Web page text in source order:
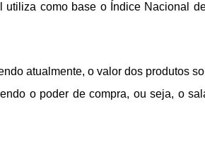
como base o Índice Nacional
atualmente, o valor dos produtos
o poder de compra, ou seja, o